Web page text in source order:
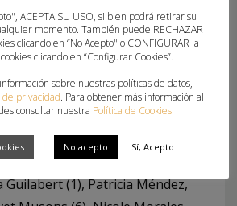
Colomer, Laia Moragues,
Torrás, Ona Vegué (1),
Marta Mera, Elaine Gomes (4),
Jana Castañera, Janna
Capdevila (7). Entrenador,
Katia Zhukova, Giselle
Guilabert (1), Patricia Méndez,
ACEPTA SU USO, si bien podrá retirar su
momento. También puede RECHAZAR
clicando en “No Acepto" o CONFIGURAR la
clicando en “Configurar Cookies”.
sobre nuestras políticas de datos,
de privacidad. Para obtener más información al
consultar nuestra Política de Cookies.
No acepto Sí, Acepto